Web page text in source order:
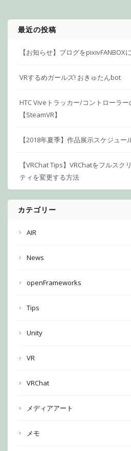
最近の投稿
【お知らせ】ブログをpixivFANBOX
VRするめガールズ! おきゅたんbot
HTC Viveトラッカー/コントローラ
【SteamVR】
【2018年夏季】作品展示スケジュー
【VRChat Tips】VRChatをフルスク
ティを変更する方法
カテゴリー
AIR
News
openFrameworks
Tips
Unity
VR
VRChat
メディアアート
メモ